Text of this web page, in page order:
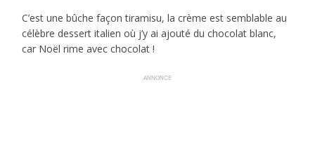
C’est une bûche façon tiramisu, la crème est semblable au
célèbre dessert italien où j’y ai ajouté du chocolat blanc,
car Noël rime avec chocolat !
ANNONCE